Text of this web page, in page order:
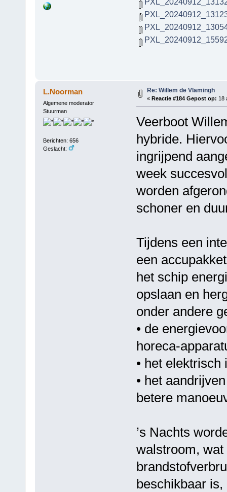
L.Noorman
Algemene moderator
Stuurman
Berichten: 656
Geslacht:
Re: Willem de Vlamingh
« Reactie #184 Gepost op: 18
Veerboot
hybride.
ingrijpend
week
worden
schoner en
Tijdens een
een
het schip
opslaan en
onder andere
• de
horeca-
• het
• het
betere
’s Nachts
walstroom,
beschikbaar